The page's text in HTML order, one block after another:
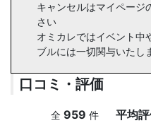
キャンセルはマイページ
さい
オミカレではイベント中
ブルには一切関与いたし
口コミ・評価
全 959 件 平均